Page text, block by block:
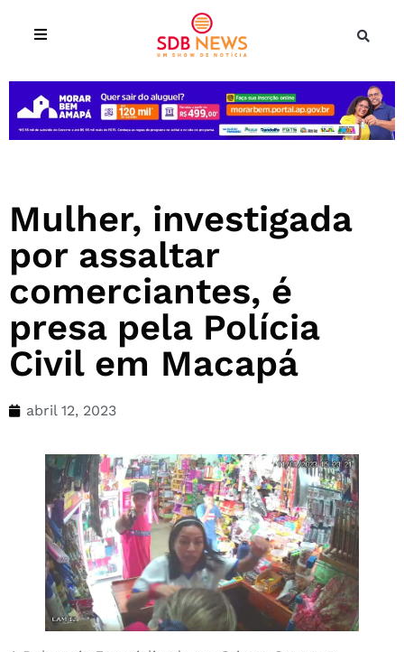
Mulher, investigada
por assaltar
comerciantes, é
presa pela Polícia
Civil em Macapá
abril 12, 2023